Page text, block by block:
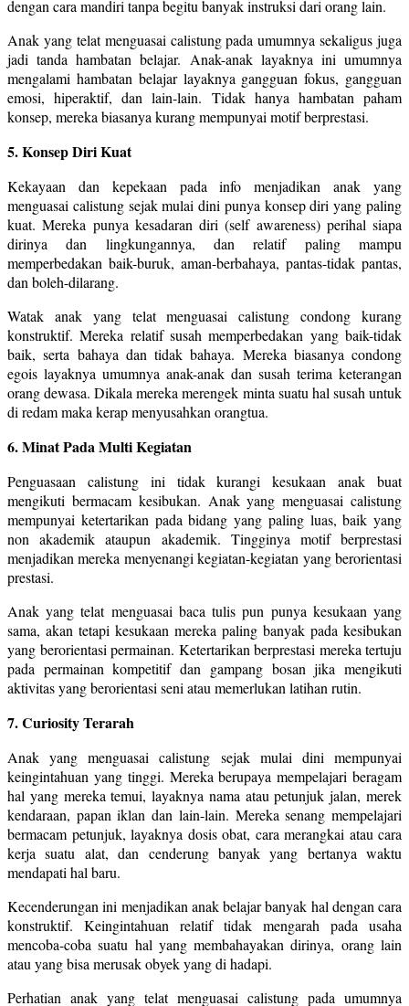
dengan cara mandiri tanpa begitu banyak instruksi dari orang lain.
Anak yang telat menguasai calistung pada umumnya sekaligus juga
jadi tanda hambatan belajar. Anak-anak layaknya ini umumnya
mengalami hambatan belajar layaknya gangguan fokus, gangguan
emosi, hiperaktif, dan lain-lain. Tidak hanya hambatan paham
konsep, mereka biasanya kurang mempunyai motif berprestasi.
5. Konsep Diri Kuat
Kekayaan dan kepekaan pada info menjadikan anak yang
menguasai calistung sejak mulai dini punya konsep diri yang paling
kuat. Mereka punya kesadaran diri (self awareness) perihal siapa
dirinya dan lingkungannya, dan relatif paling mampu
memperbedakan baik-buruk, aman-berbahaya, pantas-tidak pantas,
dan boleh-dilarang.
Watak anak yang telat menguasai calistung condong kurang
konstruktif. Mereka relatif susah memperbedakan yang baik-tidak
baik, serta bahaya dan tidak bahaya. Mereka biasanya condong
egois layaknya umumnya anak-anak dan susah terima keterangan
orang dewasa. Dikala mereka merengek minta suatu hal susah untuk
di redam maka kerap menyusahkan orangtua.
6. Minat Pada Multi Kegiatan
Penguasaan calistung ini tidak kurangi kesukaan anak buat
mengikuti bermacam kesibukan. Anak yang menguasai calistung
mempunyai ketertarikan pada bidang yang paling luas, baik yang
non akademik ataupun akademik. Tingginya motif berprestasi
menjadikan mereka menyenangi kegiatan-kegiatan yang berorientasi
prestasi.
Anak yang telat menguasai baca tulis pun punya kesukaan yang
sama, akan tetapi kesukaan mereka paling banyak pada kesibukan
yang berorientasi permainan. Ketertarikan berprestasi mereka tertuju
pada permainan kompetitif dan gampang bosan jika mengikuti
aktivitas yang berorientasi seni atau memerlukan latihan rutin.
7. Curiosity Terarah
Anak yang menguasai calistung sejak mulai dini mempunyai
keingintahuan yang tinggi. Mereka berupaya mempelajari beragam
hal yang mereka temui, layaknya nama atau petunjuk jalan, merek
kendaraan, papan iklan dan lain-lain. Mereka senang mempelajari
bermacam petunjuk, layaknya dosis obat, cara merangkai atau cara
kerja suatu alat, dan cenderung banyak yang bertanya waktu
mendapati hal baru.
Kecenderungan ini menjadikan anak belajar banyak hal dengan cara
konstruktif. Keingintahuan relatif tidak mengarah pada usaha
mencoba-coba suatu hal yang membahayakan dirinya, orang lain
atau yang bisa merusak obyek yang di hadapi.
Perhatian anak yang telat menguasai calistung pada umumnya